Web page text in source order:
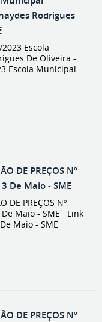
Rodrigues
2023 Escola
De Oliveira -
Escola Municipal
DE PREÇOS Nº
De Maio - SME
DE PREÇOS Nº
De Maio - SME Link
Maio - SME
DE PREÇOS Nº